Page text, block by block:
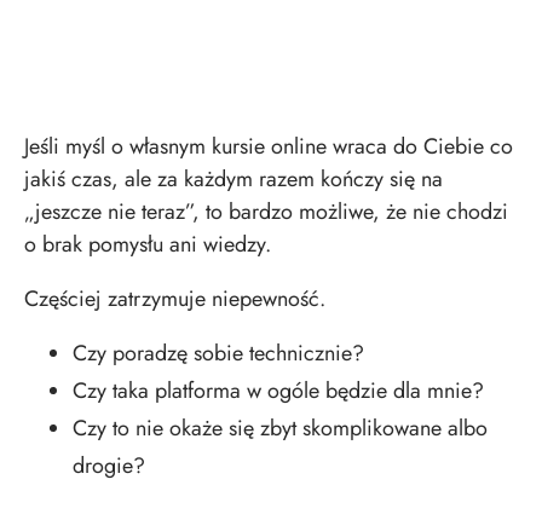
Jeśli myśl o własnym kursie online wraca do Ciebie co
jakiś czas, ale za każdym razem kończy się na
„jeszcze nie teraz”, to bardzo możliwe, że nie chodzi
o brak pomysłu ani wiedzy.
Częściej zatrzymuje niepewność.
Czy poradzę sobie technicznie?
Czy taka platforma w ogóle będzie dla mnie?
Czy to nie okaże się zbyt skomplikowane albo
drogie?